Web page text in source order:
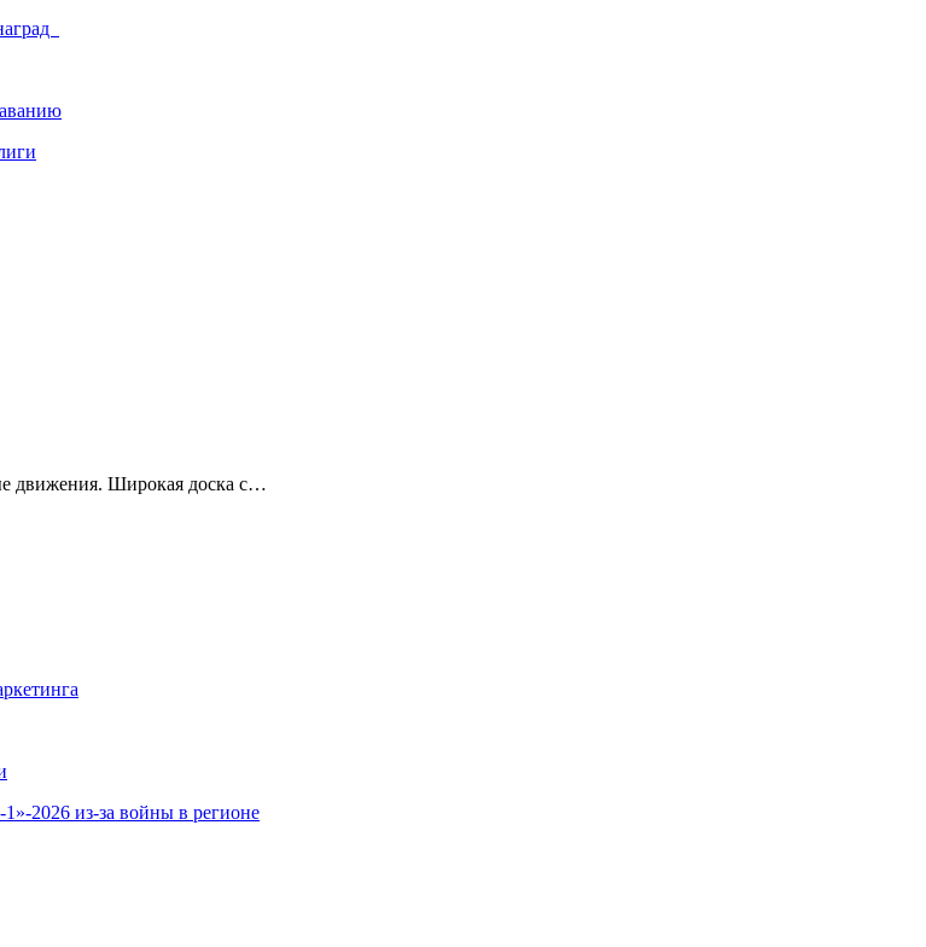
движения. Широкая доска с…
2026 из-за войны в регионе